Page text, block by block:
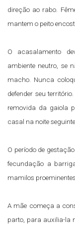
direção ao rabo.
mantem o peito
O acasalamento
ambiente neutro, se
macho. Nunca
defender seu
removida da gaiola
casal na noite seguinte.
O período de
fecundação a
mamilos proeminentes.
A mãe começa a
parto, para auxilia-la